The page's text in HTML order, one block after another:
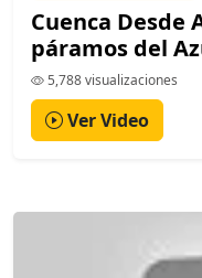
Cuenca Desde
páramos del
5,788 visualizaciones
Ver Video